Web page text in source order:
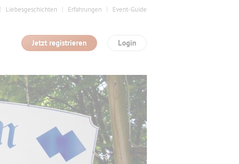
Liebesgeschichten Erfahrungen Event-Guide
Login
Jetzt registrieren